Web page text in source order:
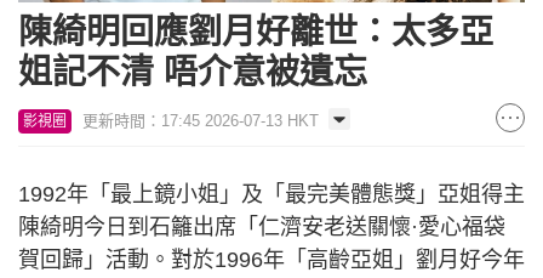
陳綺明回應劉月好離世：太多亞
姐記不清 唔介意被遺忘
影視圈 更新時間：17:45 2026-07-13 HKT
1992年「最上鏡小姐」及「最完美體態獎」亞姐得主
陳綺明今日到石籬出席「仁濟安老送關懷·愛心福袋
賀回歸」活動。對於1996年「高齡亞姐」劉月好今年